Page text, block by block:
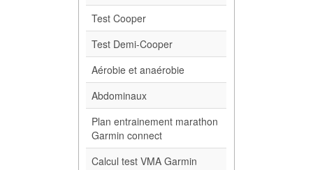
Test Cooper
Test Demi-Cooper
Aérobie et anaérobie
Abdominaux
Plan entrainement marathon
Garmin connect
Calcul test VMA Garmin